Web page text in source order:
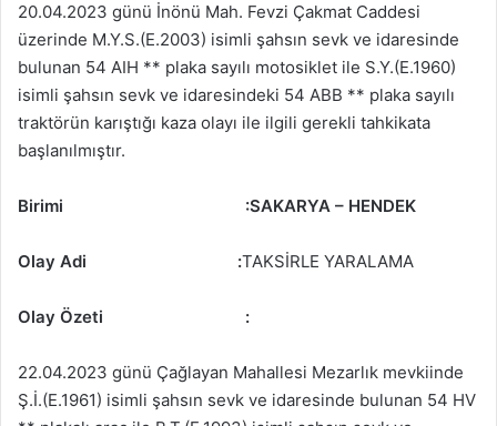
20.04.2023 günü İnönü Mah. Fevzi Çakmat Caddesi
üzerinde M.Y.S.(E.2003) isimli şahsın sevk ve idaresinde
bulunan 54 AIH ** plaka sayılı motosiklet ile S.Y.(E.1960)
isimli şahsın sevk ve idaresindeki 54 ABB ** plaka sayılı
traktörün karıştığı kaza olayı ile ilgili gerekli tahkikata
başlanılmıştır.
Birimi :SAKARYA – HENDEK
Olay Adi :TAKSİRLE YARALAMA
Olay Özeti :
22.04.2023 günü Çağlayan Mahallesi Mezarlık mevkiinde
Ş.İ.(E.1961) isimli şahsın sevk ve idaresinde bulunan 54 HV